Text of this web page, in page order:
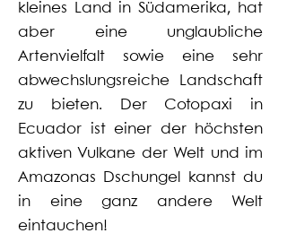
kleines Land in Südamerika, hat
aber eine unglaubliche
Artenvielfalt sowie eine sehr
abwechslungsreiche Landschaft
zu bieten. Der Cotopaxi in
Ecuador ist einer der höchsten
aktiven Vulkane der Welt und im
Amazonas Dschungel kannst du
in eine ganz andere Welt
eintauchen!